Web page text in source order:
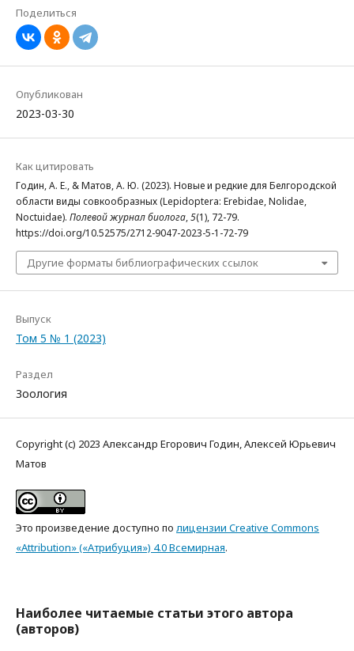
Поделиться
Опубликован
2023-03-30
Как цитировать
Годин, А. Е., & Матов, А. Ю. (2023). Новые и редкие для Белгородской
области виды совкообразных (Lepidoptera: Erebidae, Nolidae,
Noctuidae). Полевой журнал биолога,5(1), 72-79.
https://doi.org/10.52575/2712-9047-2023-5-1-72-79
Другие форматы библиографических ссылок
Выпуск
Том 5 № 1 (2023)
Раздел
Зоология
Copyright (c) 2023 Александр Егорович Годин, Алексей Юрьевич
Матов
Это произведение доступно по лицензии Creative Commons
«Attribution» («Атрибуция») 4.0 Всемирная.
Наиболее читаемые статьи этого автора
(авторов)